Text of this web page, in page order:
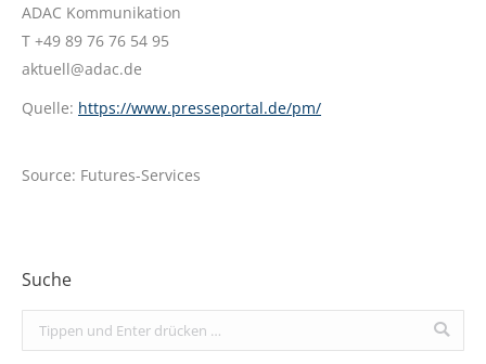
ADAC Kommunikation
T +49 89 76 76 54 95
aktuell@adac.de
Quelle: https://www.presseportal.de/pm/
Source: Futures-Services
Suche
Search: